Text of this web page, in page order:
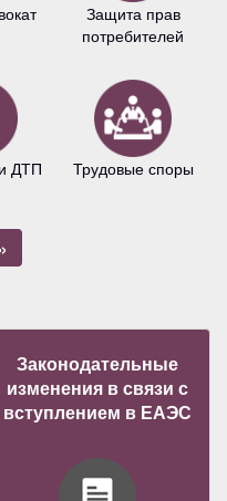
ДТП
Защита прав
потребителей
Трудовые споры
Законодательные
изменения в связи с
вступлением в ЕАЭС